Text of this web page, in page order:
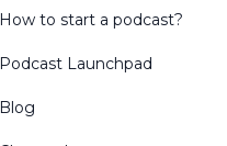
How to start a podcast?
Podcast Launchpad
Blog